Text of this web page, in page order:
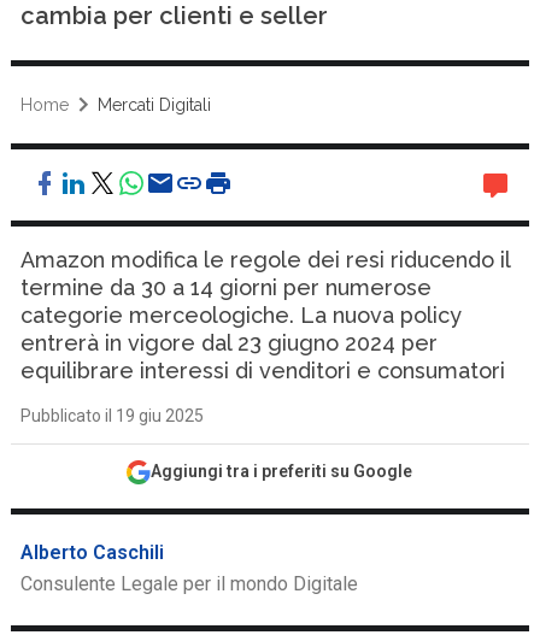
cambia per clienti e seller
Home Mercati Digitali
Amazon modifica le regole dei resi riducendo il
termine da 30 a 14 giorni per numerose
categorie merceologiche. La nuova policy
entrerà in vigore dal 23 giugno 2024 per
equilibrare interessi di venditori e consumatori
Pubblicato il 19 giu 2025
Aggiungi tra i preferiti su Google
Alberto Caschili
Consulente Legale per il mondo Digitale